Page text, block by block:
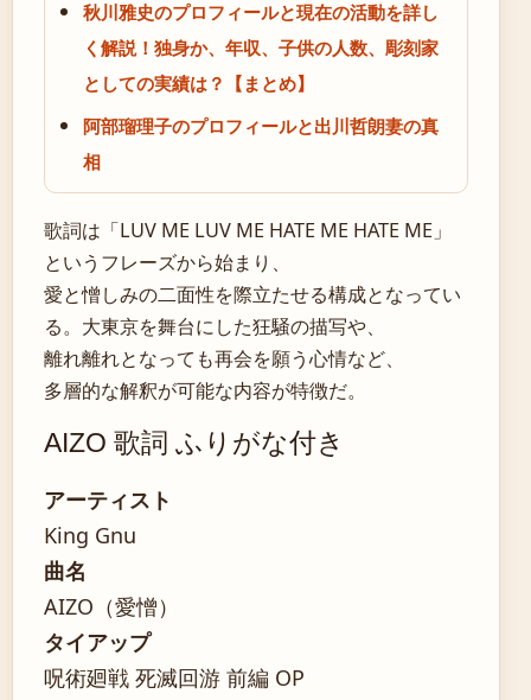
秋川雅史のプロフィールと現在の活動を詳し
く解説！独身か、年収、子供の人数、彫刻家
としての実績は？【まとめ】
阿部瑠理子のプロフィールと出川哲朗妻の真
相
歌詞は「LUV ME LUV ME HATE ME HATE ME」
というフレーズから始まり、
愛と憎しみの二面性を際立たせる構成となってい
る。大東京を舞台にした狂騒の描写や、
離れ離れとなっても再会を願う心情など、
多層的な解釈が可能な内容が特徴だ。
AIZO 歌詞 ふりがな付き
アーティスト
King Gnu
曲名
AIZO（愛憎）
タイアップ
呪術廻戦 死滅回游 前編 OP